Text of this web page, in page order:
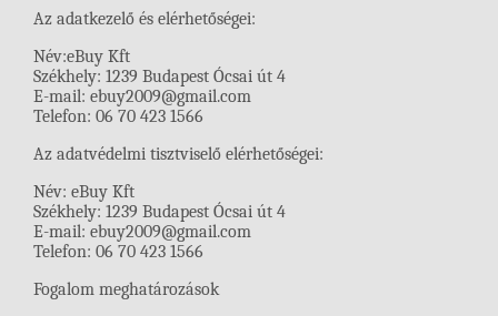
Az adatkezelő és elérhetőségei:
Név:eBuy Kft
Székhely: 1239 Budapest Ócsai út 4
E-mail: ebuy2009@gmail.com
Telefon: 06 70 423 1566
Az adatvédelmi tisztviselő elérhetőségei:
Név: eBuy Kft
Székhely: 1239 Budapest Ócsai út 4
E-mail: ebuy2009@gmail.com
Telefon: 06 70 423 1566
Fogalom meghatározások